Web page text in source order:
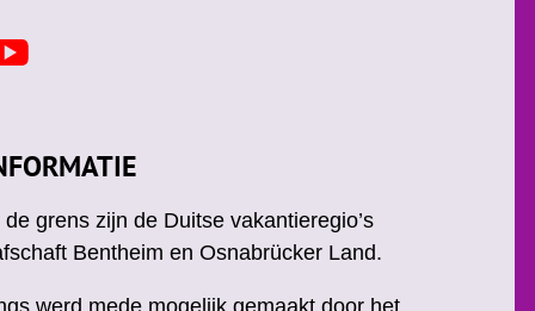
grens zijn de Duitse vakantieregio’s
Bentheim en Osnabrücker Land.